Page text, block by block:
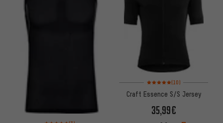
Bewertungen: 5 von 5 basierend auf 3 Bewertungen
Bewertungen: 5 von 5
(10)
Craft Essence S/S Jersey
35,99€